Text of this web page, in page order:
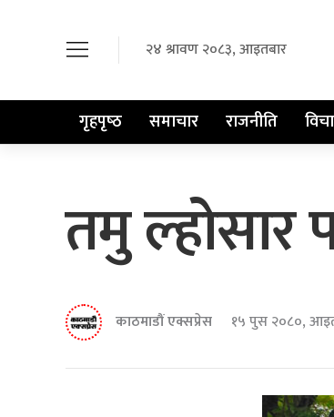
२४ श्रावण २०८३, आइतबार
गृहपृष्‍ठ समाचार राजनीति
तमु ल्होसार
काठमाडौं एक्सप्रेस १५ पुस २०८०,